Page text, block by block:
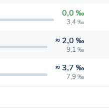
0,0 ‰
3,4 ‰
≈ 2,0 ‰
9,1 ‰
≈ 3,7 ‰
7,9 ‰